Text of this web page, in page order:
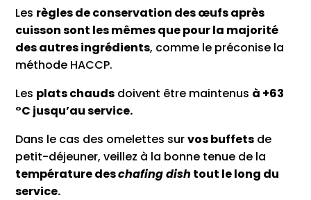
Les règles de conservation des œufs après
cuisson sont les mêmes que pour la majorité
des autres ingrédients, comme le préconise la
méthode HACCP.
Les plats chauds doivent être maintenus à +63
°C jusqu’au service.
Dans le cas des omelettes survos buffets de
petit-déjeuner, veillez à la bonne tenue de la
température deschafing dish tout le long du
service.